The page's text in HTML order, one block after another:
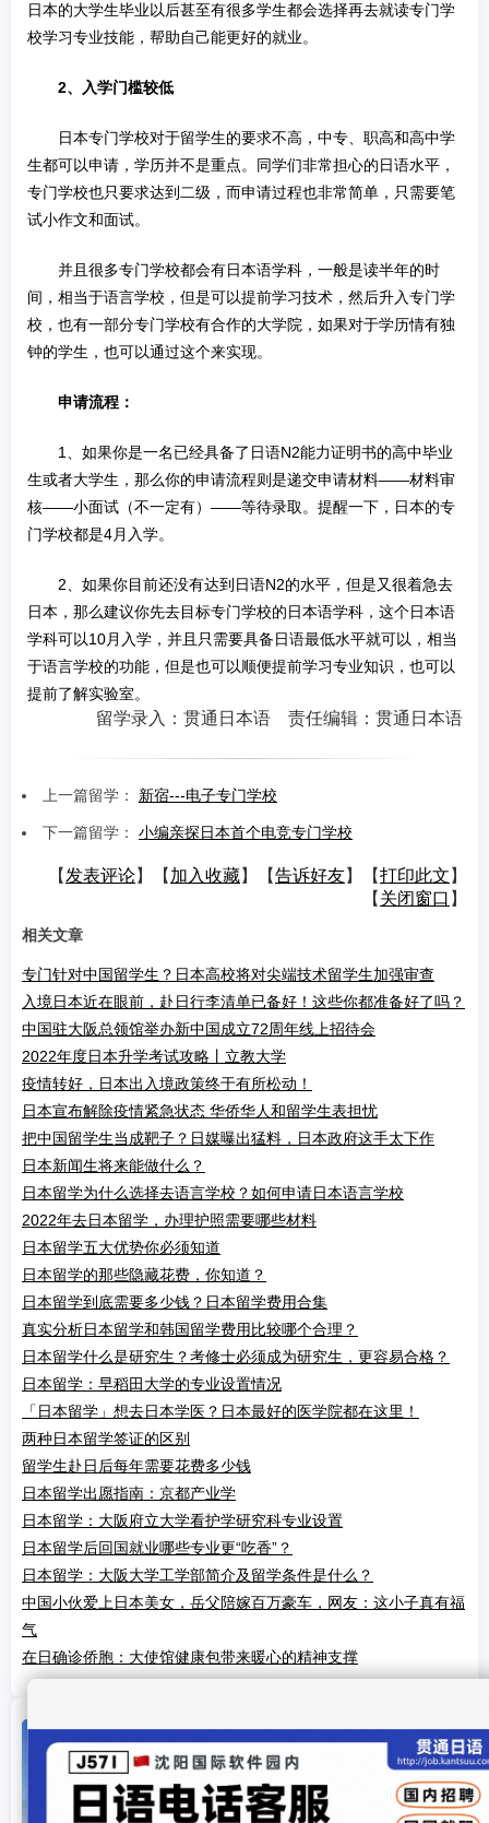
日本的大学生毕业以后甚至有很多学生都会选择再去就读专门学
校学习专业技能，帮助自己能更好的就业。
2、入学门槛较低
日本专门学校对于留学生的要求不高，中专、职高和高中学
生都可以申请，学历并不是重点。同学们非常担心的日语水平，
专门学校也只要求达到二级，而申请过程也非常简单，只需要笔
试小作文和面试。
并且很多专门学校都会有日本语学科，一般是读半年的时
间，相当于语言学校，但是可以提前学习技术，然后升入专门学
校，也有一部分专门学校有合作的大学院，如果对于学历情有独
钟的学生，也可以通过这个来实现。
申请流程：
1、如果你是一名已经具备了日语N2能力证明书的高中毕业
生或者大学生，那么你的申请流程则是递交申请材料——材料审
核——小面试（不一定有）——等待录取。提醒一下，日本的专
门学校都是4月入学。
2、如果你目前还没有达到日语N2的水平，但是又很着急去
日本，那么建议你先去目标专门学校的日本语学科，这个日本语
学科可以10月入学，并且只需要具备日语最低水平就可以，相当
于语言学校的功能，但是也可以顺便提前学习专业知识，也可以
提前了解实验室。
留学录入：贯通日本语 责任编辑：贯通日本语
上一篇留学： 新宿---电子专门学校
下一篇留学： 小编亲探日本首个电竞专门学校
【 发表评论】【 加入收藏】【告诉好友】【打印此文 】
【 关闭窗口 】
相关文章
专门针对中国留学生？日本高校将对尖端技术留学生加强审查
入境日本近在眼前，赴日行李清单已备好！这些你都准备好了吗？
中国驻大阪总领馆举办新中国成立72周年线上招待会
2022年度日本升学考试攻略丨立教大学
疫情转好，日本出入境政策终于有所松动！
日本宣布解除疫情紧急状态 华侨华人和留学生表担忧
把中国留学生当成靶子？日媒曝出猛料，日本政府这手太下作
日本新闻生将来能做什么？
日本留学为什么选择去语言学校？如何申请日本语言学校
2022年去日本留学，办理护照需要哪些材料
日本留学五大优势你必须知道
日本留学的那些隐藏花费，你知道？
日本留学到底需要多少钱？日本留学费用合集
真实分析日本留学和韩国留学费用比较哪个合理？
日本留学什么是研究生？考修士必须成为研究生，更容易合格？
日本留学：早稻田大学的专业设置情况
「日本留学」想去日本学医？日本最好的医学院都在这里！
两种日本留学签证的区别
留学生赴日后每年需要花费多少钱
日本留学出愿指南：京都产业学
日本留学：大阪府立大学看护学研究科专业设置
日本留学后回国就业哪些专业更“吃香”？
日本留学：大阪大学工学部简介及留学条件是什么？
中国小伙爱上日本美女，岳父陪嫁百万豪车，网友：这小子真有福
气
在日确诊侨胞：大使馆健康包带来暖心的精神支撑